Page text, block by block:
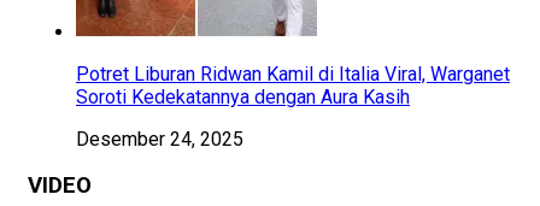
Potret Liburan Ridwan Kamil di Italia Viral, Warganet
Soroti Kedekatannya dengan Aura Kasih
Desember 24, 2025
VIDEO